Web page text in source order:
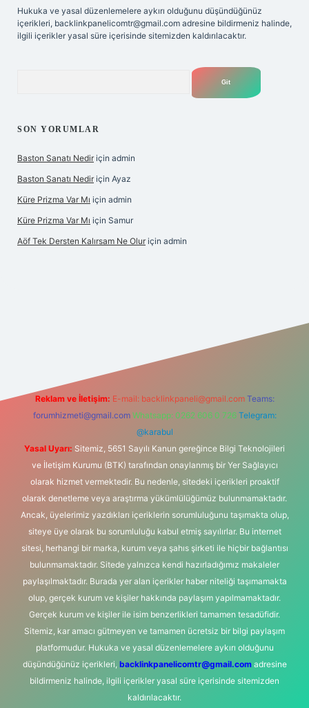
Hukuka ve yasal düzenlemelere aykırı olduğunu düşündüğünüz
içerikleri, backlinkpanelicomtr@gmail.com adresine bildirmeniz halinde,
ilgili içerikler yasal süre içerisinde sitemizden kaldırılacaktır.
SON YORUMLAR
Baston Sanatı Nedir için admin
Baston Sanatı Nedir için Ayaz
Küre Prizma Var Mı için admin
Küre Prizma Var Mı için Samur
Aöf Tek Dersten Kalırsam Ne Olur için admin
Reklam ve İletişim: E-mail: backlinkpaneli@gmail.com Teams:
forumhizmeti@gmail.com Whatsapp: 0262 606 0 726 Telegram:
@karabul
Yasal Uyarı: Sitemiz, 5651 Sayılı Kanun gereğince Bilgi Teknolojileri
ve İletişim Kurumu (BTK) tarafından onaylanmış bir Yer Sağlayıcı
olarak hizmet vermektedir. Bu nedenle, sitedeki içerikleri proaktif
olarak denetleme veya araştırma yükümlülüğümüz bulunmamaktadır.
Ancak, üyelerimiz yazdıkları içeriklerin sorumluluğunu taşımakta olup,
siteye üye olarak bu sorumluluğu kabul etmiş sayılırlar. Bu internet
sitesi, herhangi bir marka, kurum veya şahıs şirketi ile hiçbir bağlantısı
bulunmamaktadır. Sitede yalnızca kendi hazırladığımız makaleler
paylaşılmaktadır. Burada yer alan içerikler haber niteliği taşımamakta
olup, gerçek kurum ve kişiler hakkında paylaşım yapılmamaktadır.
Gerçek kurum ve kişiler ile isim benzerlikleri tamamen tesadüfidir.
Sitemiz, kar amacı gütmeyen ve tamamen ücretsiz bir bilgi paylaşım
platformudur. Hukuka ve yasal düzenlemelere aykırı olduğunu
düşündüğünüz içerikleri, backlinkpanelicomtr@gmail.comadresine
bildirmeniz halinde, ilgili içerikler yasal süre içerisinde sitemizden
kaldırılacaktır.